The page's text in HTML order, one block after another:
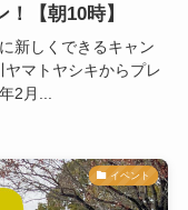
【朝10時】
新しくできるキャン
ヤマトヤシキからプレ
2月...
イベント